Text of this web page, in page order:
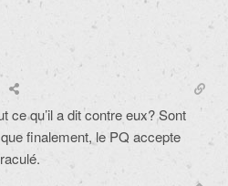
ce qu’il a dit contre eux? Sont
finalement, le PQ accepte